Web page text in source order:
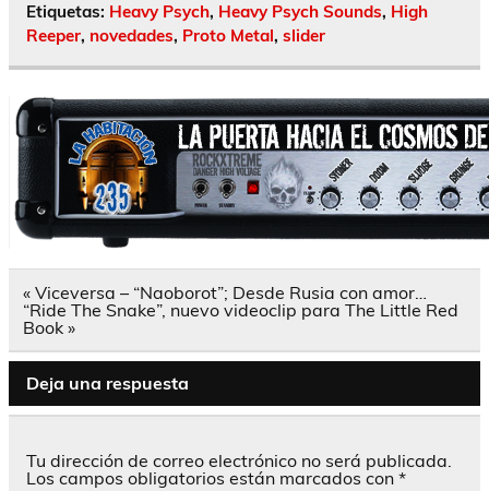
Etiquetas: Heavy Psych, Heavy Psych Sounds, High
Reeper, novedades, Proto Metal, slider
Navegación
de
entradas
« Viceversa – “Naoborot”; Desde Rusia con amor…
“Ride The Snake”, nuevo videoclip para The Little Red
Book »
Deja una respuesta
Tu dirección de correo electrónico no será publicada.
Los campos obligatorios están marcados con *